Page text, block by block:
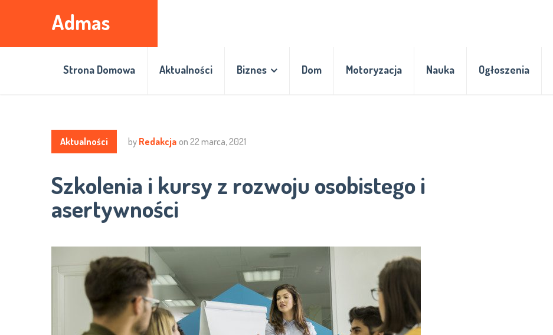
Admas
Strona Domowa Aktualności Biznes Dom Motoryzacja Nauka Ogłoszenia
Aktualności by Redakcja on 22 marca, 2021
Szkolenia i kursy z rozwoju osobistego i
asertywności